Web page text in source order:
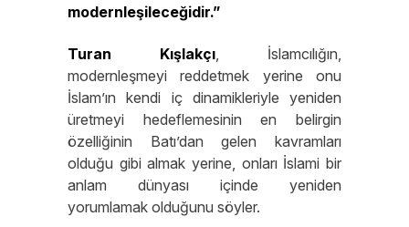
modernleşileceğidir.”
Turan Kışlakçı, İslamcılığın,
modernleşmeyi reddetmek yerine onu
İslam’ın kendi iç dinamikleriyle yeniden
üretmeyi hedeflemesinin en belirgin
özelliğinin Batı’dan gelen kavramları
olduğu gibi almak yerine, onları İslami bir
anlam dünyası içinde yeniden
yorumlamak olduğunu söyler.